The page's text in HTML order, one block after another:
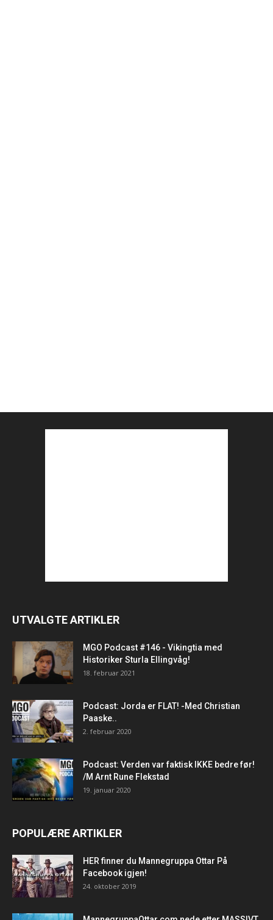
UTVALGTE ARTIKLER
MGO Podcast #146 - Vikingtia med
Historiker Sturla Ellingvåg!
18. februar 2021
Podcast: Jorda er FLAT! -Med Christian
Paaske..
2. februar 2020
Podcast: Verden var faktisk IKKE bedre før!
/M Arnt Rune Flekstad
19. januar 2020
POPULÆRE ARTIKLER
HER finner du Mannegruppa Ottar På
Facebook igjen!
24. oktober 2019